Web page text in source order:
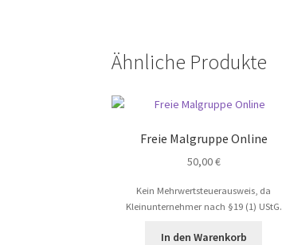
Ähnliche Produkte
Freie Malgruppe Online
50,00€
Kein Mehrwertsteuerausweis, da
Kleinunternehmer nach §19 (1) UStG.
In den Warenkorb